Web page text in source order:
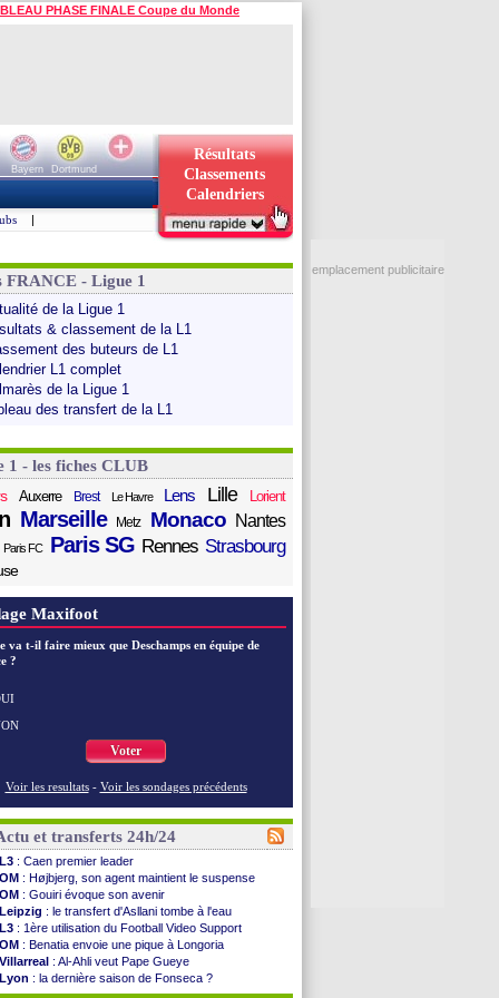
PHASE FINALE Coupe du Monde
Bayern Dortmund
Résultats
Classements
Calendriers
|
FRANCE - Ligue 1
de la Ligue 1
& classement de la L1
des buteurs de L1
L1 complet
de la Ligue 1
des transfert de la L1
1 - les fiches CLUB
Auxerre Brest Le Havre Lens Lille Lorient
Marseille Metz Monaco Nantes
Paris FC Paris SG Rennes Strasbourg
Maxifoot
va t-il faire mieux que Deschamps en équipe de
?
Voter
Voir les resultats - Voir les sondages précédents
et transferts 24h/24
L3 : Caen premier leader
OM : Højbjerg, son agent maintient le suspense
OM : Gouiri évoque son avenir
Leipzig : le transfert d'Asllani tombe à l'eau
L3 : 1ère utilisation du Football Video Support
OM : Benatia envoie une pique à Longoria
Villarreal : Al-Ahli veut Pape Gueye
Lyon : la dernière saison de Fonseca ?
OM: un nouveau prétendant pour Højbjerg
emplacement publicitaire